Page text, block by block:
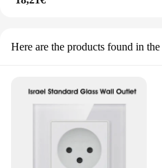
Here are the products found in the